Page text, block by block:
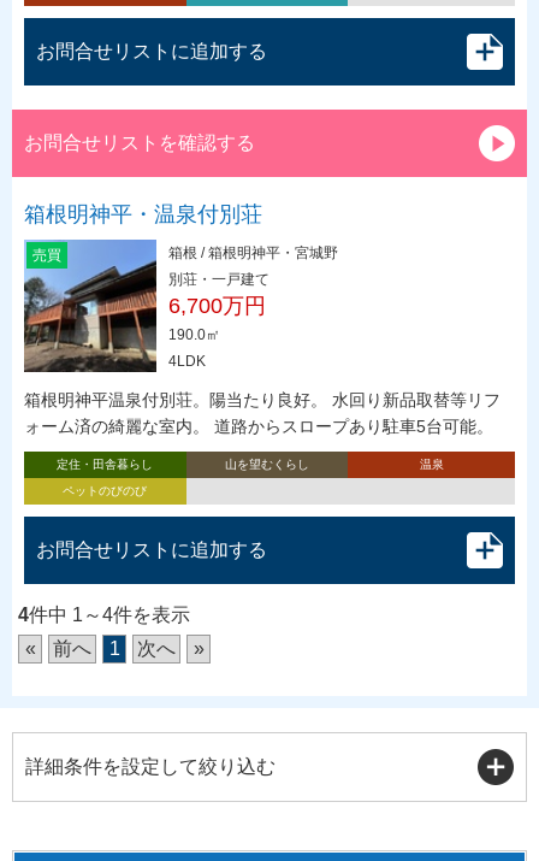
お問合せリストに追加する
お問合せリストを確認する
箱根明神平・温泉付別荘
売買
箱根 / 箱根明神平・宮城野
別荘・一戸建て
6,700万円
190.0㎡
4LDK
箱根明神平温泉付別荘。陽当たり良好。 水回り新品取替等リフ
ォーム済の綺麗な室内。 道路からスロープあり駐車5台可能。
定住・田舎暮らし 山を望むくらし
温泉
ペットのびのび
お問合せリストに追加する
4件中 1～4件を表示
«
前へ 1 次へ »
詳細条件を設定して絞り込む